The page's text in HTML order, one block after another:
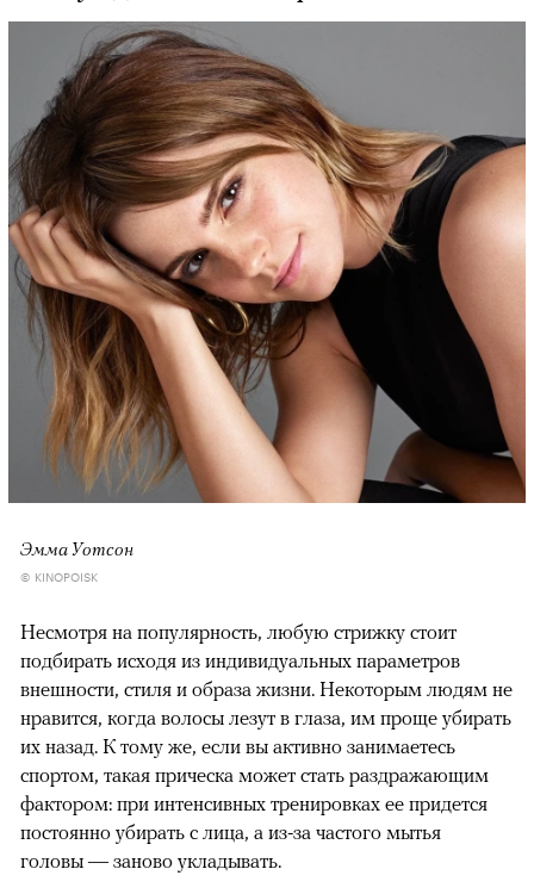
00:00 00:00
Эмма Уотсон
© KINOPOISK
Несмотря на популярность, любую стрижку стоит
подбирать исходя из индивидуальных параметров
внешности, стиля и образа жизни. Некоторым людям не
нравится, когда волосы лезут в глаза, им проще убирать
их назад. К тому же, если вы активно занимаетесь
спортом, такая прическа может стать раздражающим
фактором: при интенсивных тренировках ее придется
постоянно убирать с лица, а из-за частого мытья
головы — заново укладывать.